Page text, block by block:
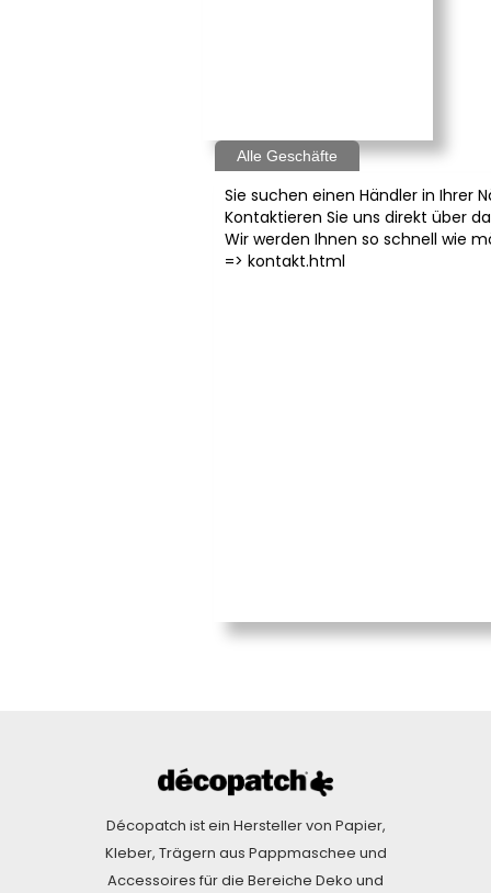
Alle Geschäfte
Sie suchen einen Händler in Ihrer
Kontaktieren Sie uns direkt über
Wir werden Ihnen so schnell wie
=> kontakt.html
Décopatch ist ein Hersteller von Papier,
Kleber, Trägern aus Pappmaschee und
Accessoires für die Bereiche Deko und